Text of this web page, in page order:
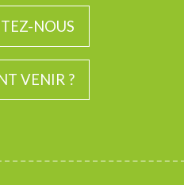
NOUS
VENIR ?